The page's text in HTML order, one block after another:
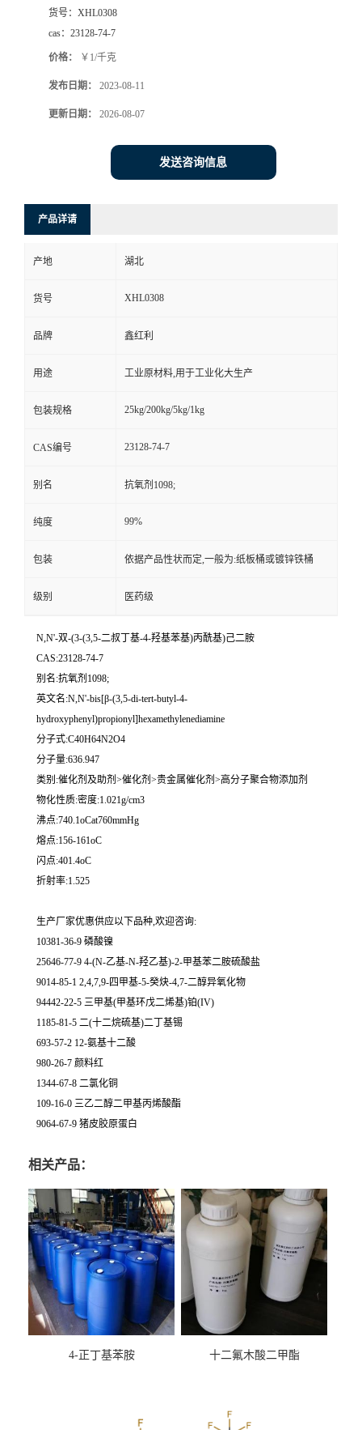
货号： XHL0308
cas： 23128-74-7
价格： ￥1/千克
发布日期： 2023-08-11
更新日期： 2026-08-07
发送咨询信息
产品详请
产地 湖北
货号 XHL0308
品牌 鑫红利
用途 工业原材料,用于工业化大生产
包装规格 25kg/200kg/5kg/1kg
CAS编号 23128-74-7
别名 抗氧剂1098;
纯度 99%
包装 依据产品性状而定,一般为:纸板桶或镀锌铁桶
级别 医药级
N,N'-双-(3-(3,5-二叔丁基-4-羟基苯基)丙酰基)己二胺
CAS:23128-74-7
别名:抗氧剂1098;
英文名:N,N'-bis[β-(3,5-di-tert-butyl-4-
hydroxyphenyl)propionyl]hexamethylenediamine
分子式:C40H64N2O4
分子量:636.947
类别:催化剂及助剂>催化剂>贵金属催化剂>高分子聚合物添加剂
物化性质:密度:1.021g/cm3
沸点:740.1oCat760mmHg
熔点:156-161oC
闪点:401.4oC
折射率:1.525
生产厂家优惠供应以下品种,欢迎咨询:
10381-36-9 磷酸镍
25646-77-9 4-(N-乙基-N-羟乙基)-2-甲基苯二胺硫酸盐
9014-85-1 2,4,7,9-四甲基-5-癸炔-4,7-二醇异氧化物
94442-22-5 三甲基(甲基环戊二烯基)铂(IV)
1185-81-5 二(十二烷硫基)二丁基锡
693-57-2 12-氨基十二酸
980-26-7 颜料红
1344-67-8 二氯化铜
109-16-0 三乙二醇二甲基丙烯酸酯
9064-67-9 猪皮胶原蛋白
相关产品：
4-正丁基苯胺 十二氟木酸二甲酯